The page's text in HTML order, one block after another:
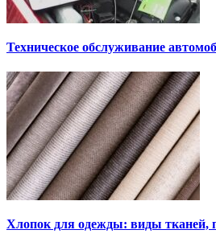
Техническое обслуживание
Хлопок для одежды: виды тканей,